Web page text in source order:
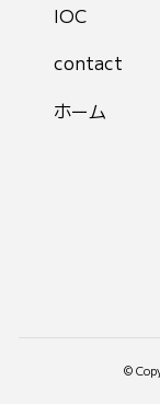
IOC
contact
ホーム
©